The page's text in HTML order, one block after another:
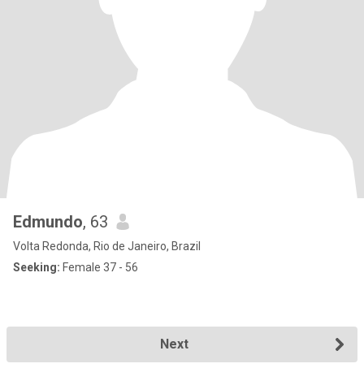
Edmundo, 63
Volta Redonda, Rio de Janeiro, Brazil
Seeking: Female 37 - 56
Next